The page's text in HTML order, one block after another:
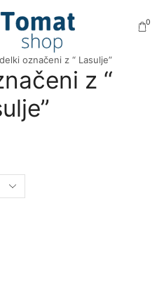
0
označeni z “ Lasulje”
z “